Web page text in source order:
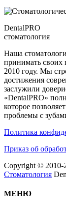
DentalPRO
стоматология
Наша
принимать своих
2010 году. Мы
достижения
заслужили
«DentalPRO»
которое
проблемы с
Политика
Приказ об
Copyright ©
Стоматология
МЕНЮ